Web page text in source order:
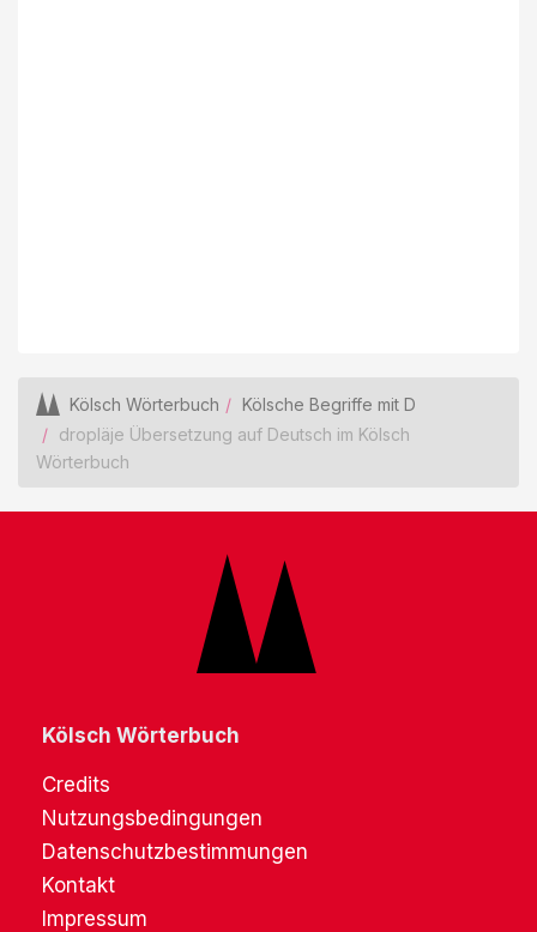
Kölsch Wörterbuch
Kölsche Begriffe mit D
dropläje Übersetzung auf Deutsch im Kölsch
Wörterbuch
Kölsch Wörterbuch
Credits
Nutzungsbedingungen
Datenschutzbestimmungen
Kontakt
Impressum